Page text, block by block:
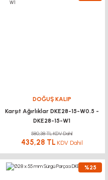
DOĞUŞ KALIP
Karşıt Ağırlıklar DKE28-15-W0.5 -
DKE28-15-W1
580,38 TL KDV Dahil
435,28 TL KDV Dahil
%25